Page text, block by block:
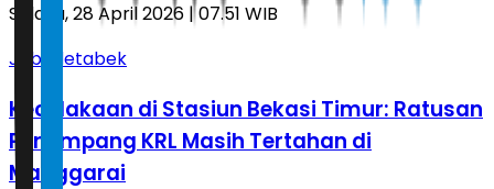
Selasa, 28 April 2026 | 07.51 WIB
Jabodetabek
Kecelakaan di Stasiun Bekasi Timur: Ratusan
Penumpang KRL Masih Tertahan di
Manggarai